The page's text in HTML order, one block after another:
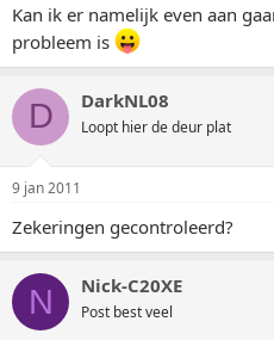
Kan ik er namelijk even aan
probleem is
D DarkNL08
Loopt hier de deur plat
9 jan 2011
Zekeringen gecontroleerd?
N Nick-C20XE
Post best veel